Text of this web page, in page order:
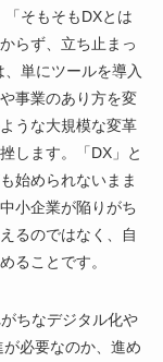
「そもそもDXとは
らず、立ち止まっ
単にツールを導入
事業のあり方を変
うな大規模な変革
します。「DX」と
始められないまま
小企業が陥りがち
るのではなく、自
ることです。
ちなデジタル化や
必要なのか、進め